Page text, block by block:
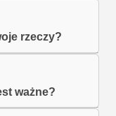
rzeczy?
ważne?